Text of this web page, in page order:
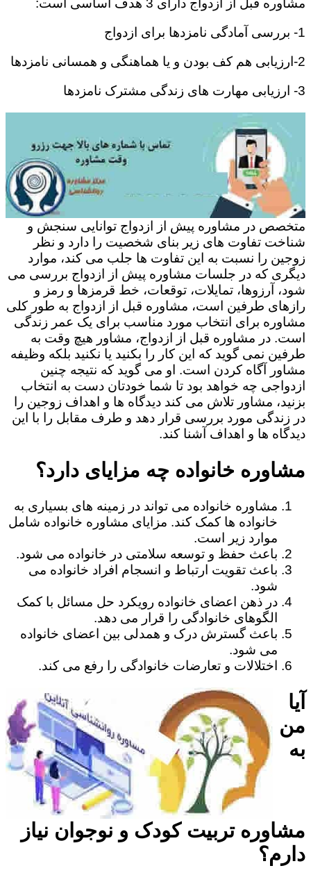
مشاوره قبل از ازدواج دارای 3 هدف اساسی است:
1- بررسی آمادگی نامزدها برای ازدواج
2-ارزیابی هم کف بودن و یا هماهنگی و همسانی نامزدها
3- ارزیابی مهارت های زندگی مشترک نامزدها
متخصص در مشاوره پیش از ازدواج توانایی سنجش و
شناخت تفاوت های زیر بنای شخصیت را دارد و نظر
زوجین را نسبت به این تفاوت ها جلب می کند، موارد
دیگری که در جلسات مشاوره پیش از ازدواج بررسی می
شود، آرزوها، تمایلات، توقعات، خط قرمزها و رمز و
رازهای طرفین است، مشاوره قبل از ازدواج به طور کلی
مشاوره برای انتخاب مورد مناسب برای یک عمر زندگی
است. در مشاوره قبل از ازدواج، مشاور هیچ وقت به
طرفین نمی گوید که این کار را بکنید یا نکنید بلکه وظیفه
مشاور آگاه کردن است. او می گوید که نتیجه چنین
ازدواجی چه خواهد بود تا شما خودتان دست به انتخاب
بزنید، مشاور تلاش می کند دیدگاه ها و اهداف زوجین را
در زندگی مورد بررسی قرار دهد و طرف مقابل را با این
دیدگاه ها و اهداف آشنا کند.
مشاوره خانواده چه مزایای دارد؟
مشاوره خانواده می تواند در زمینه های بسیاری به
خانواده ها کمک کند. مزایای مشاوره خانواده شامل
موارد زیر است.
باعث حفظ و توسعه سلامتی در خانواده می شود.
باعث تقویت ارتباط و انسجام افراد خانواده می
شود.
در ذهن اعضای خانواده رویکرد حل مسائل با کمک
الگوهای خانوادگی را قرار می دهد.
باعث گسترش درک و همدلی بین اعضای خانواده
می شود.
اختلالات و تعارضات خانوادگی را رفع می کند.
آیا
من
به
مشاوره تربیت کودک و نوجوان نیاز
دارم؟